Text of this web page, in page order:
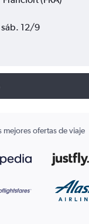
sáb. 12/9
mejores ofertas de viaje